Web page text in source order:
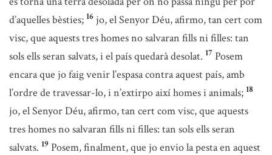
d’aquelles bèsties; 16 jo, el Senyor Déu, afirmo, tan cert com
visc, que aquests tres homes no salvaran fills ni filles: tan
sols ells seran salvats, i el país quedarà desolat. 17 Posem
encara que jo faig venir l’espasa contra aquest país, amb
l’ordre de travessar-lo, i n’extirpo així homes i animals; 18
jo, el Senyor Déu, afirmo, tan cert com visc, que aquests
tres homes no salvaran fills ni filles: tan sols ells seran
salvats. 19 Posem, finalment, que jo envio la pesta en aquest